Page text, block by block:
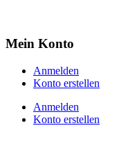
Mein Konto
Anmelden
Konto erstellen
Anmelden
Konto erstellen